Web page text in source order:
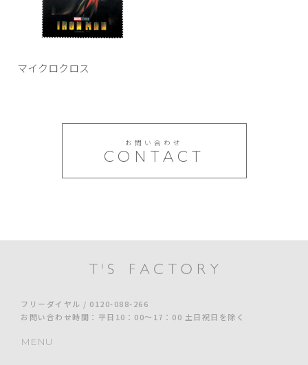
マイクロクロス
お問い合わせ
CONTACT
フリーダイヤル / 0120-088-266
お問い合わせ時間：平日10：00～17：00 土日祝日を除く
MENU